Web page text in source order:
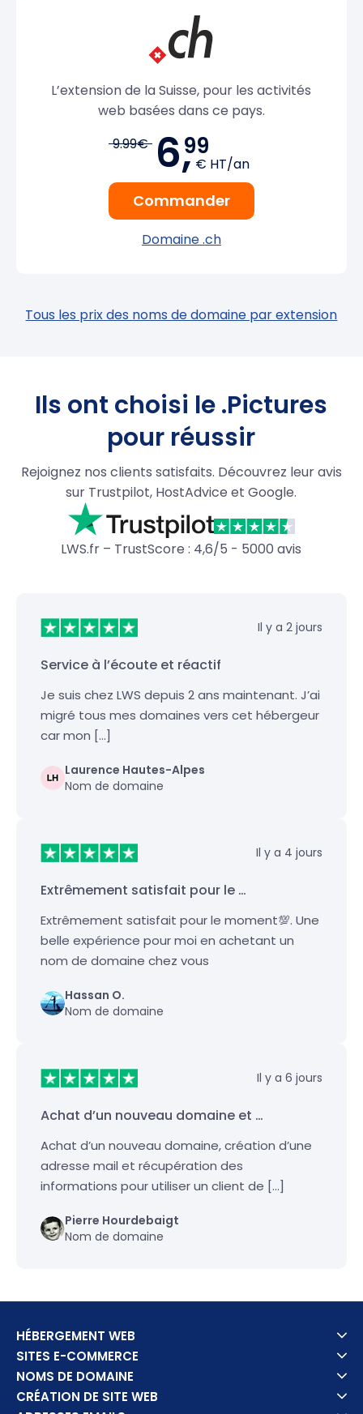
L’extension de la Suisse, pour les activités
web basées dans ce pays.
9.99€ 6,99
€ HT/an
Commander
Domaine .ch
Tous les prix des noms de domaine par extension
Ils ont choisi le .Pictures
pour réussir
Rejoignez nos clients satisfaits. Découvrez leur avis
sur Trustpilot, HostAdvice et Google.
LWS.fr – TrustScore : 4,6/5 - 5000 avis
Il y a 2 jours
Service à l’écoute et réactif
Je suis chez LWS depuis 2 ans maintenant. J’ai
migré tous mes domaines vers cet hébergeur
car mon […]
Laurence Hautes-Alpes
Nom de domaine
Il y a 4 jours
Extrêmement satisfait pour le …
Extrêmement satisfait pour le moment💯. Une
belle expérience pour moi en achetant un
nom de domaine chez vous
Hassan O.
Nom de domaine
Il y a 6 jours
Achat d’un nouveau domaine et …
Achat d’un nouveau domaine, création d’une
adresse mail et récupération des
informations pour utiliser un client de […]
Pierre Hourdebaigt
Nom de domaine
HÉBERGEMENT WEB
SITES E-COMMERCE
NOMS DE DOMAINE
CRÉATION DE SITE WEB